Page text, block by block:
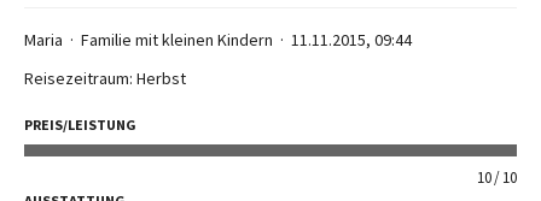
Maria Familie mit kleinen Kindern
11.11.2015, 09:44
Reisezeitraum: Herbst
PREIS/LEISTUNG
10 10